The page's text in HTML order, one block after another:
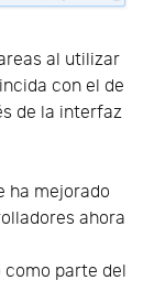
al utilizar
con el de
de la interfaz
ha mejorado
ahora
como parte del